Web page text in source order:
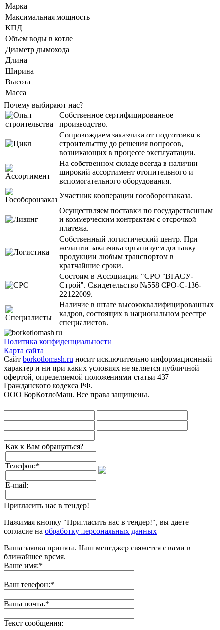
Марка
Максимальная мощность
КПД
Объем воды в котле
Диаметр дымохода
Длина
Ширина
Высота
Масса
Почему выбирают нас?
Собственное сертифицированное
производство.
Сопровождаем заказчика от подготовки к
строительству до решения вопросов,
возникающих в процессе эксплуатации.
На собственном складе всегда в наличии
широкий ассортимент отопительного и
вспомогательного оборудования.
Участник кооперации гособоронзаказа.
Осуществляем поставки по государственным
и коммерческим контрактам с отсрочкой
платежа.
Собственный логистический центр. При
желании заказчика организуем доставку
продукции любым транспортом в
кратчайшие сроки.
Состоим в Ассоциации "СРО "ВГАСУ-
Строй". Свидетельство №558 СРО-С-136-
22122009.
Наличие в штате высококвалифицированных
кадров, состоящих в национальном реестре
специалистов.
Политика конфиденциальности
Карта сайта
Сайт borkotlomash.ru носит исключительно информационный
характер и ни при каких условиях не является публичной
офертой, определяемой положениями статьи 437
Гражданского кодекса РФ.
ООО БорКотлоМаш. Все права защищены.
Как к Вам обращаться?
Телефон:*
E-mail:
Пригласить нас в тендер!
Нажимая кнопку "Пригласить нас в тендер!", вы даете
согласие на обработку персональных данных
Ваша заявка принята. Наш менеджер свяжется с вами в
ближайшее время.
Ваше имя:*
Ваш телефон:*
Ваша почта:*
Текст сообщения: